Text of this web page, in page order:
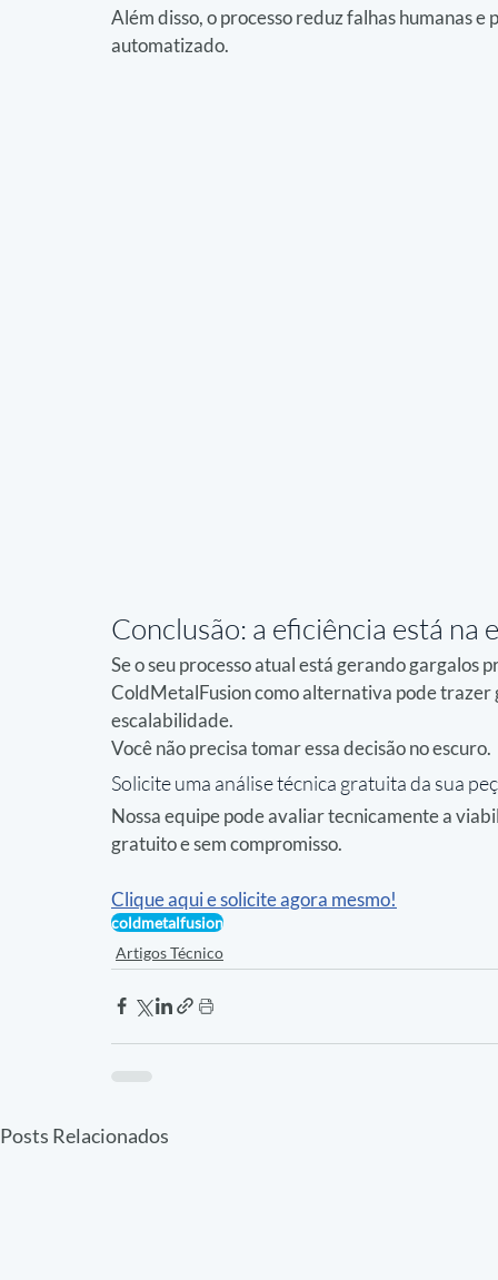
Além disso, o processo reduz falhas humanas
automatizado.
Conclusão: a eficiência está na
Se o seu processo atual está gerando gargalos
ColdMetalFusion como alternativa pode
escalabilidade.
Você não precisa tomar essa decisão no escuro.
Solicite uma análise técnica gratuita da sua
Nossa equipe pode avaliar tecnicamente a
gratuito e sem compromisso.
Clique aqui e solicite agora mesmo!
coldmetalfusion
Artigos Técnico
Posts Relacionados